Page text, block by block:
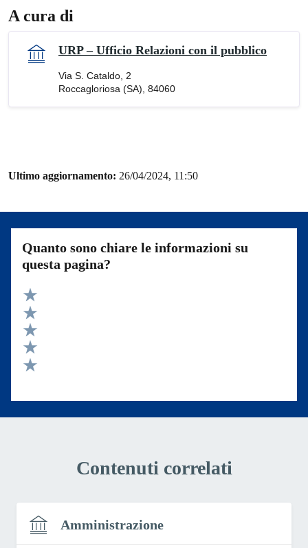
A cura di
URP – Ufficio Relazioni con il pubblico
Via S. Cataldo, 2
Roccagloriosa (SA), 84060
Ultimo aggiornamento: 26/04/2024, 11:50
Quanto sono chiare le informazioni su
questa pagina?
Valuta 5 stelle su 5
Valuta 4 stelle su 5
Valuta 3 stelle su 5
Valuta 2 stelle su 5
Contenuti correlati
Amministrazione